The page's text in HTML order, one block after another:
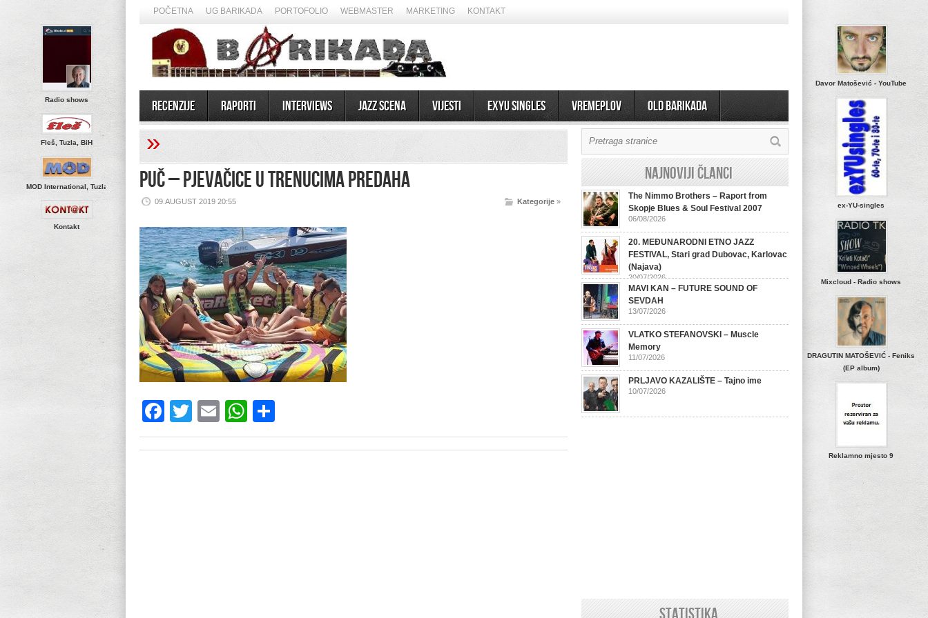
POČETNA UG BARIKADA PORTOFOLIO WEBMASTER MARKETING KONTAKT
Recenzije Raporti Interviews Jazz scena Vijesti EXYU Singles Vremeplov OLD BARIKADA
Radio shows
Fleš, Tuzla, BiH
MOD International, Tuzla
Kontakt
Davor Matošević - YouTube
ex-YU-singles
Mixcloud - Radio shows
DRAGUTIN MATOŠEVIĆ - Feniks
(EP album)
Reklamno mjesto 9
»
PUČ – Pjevačice u trenucima predaha
09.AUGUST 2019 20:55 Kategorije »
Facebook
TwitterEmailWhatsApp
Najnoviji članci
The Nimmo Brothers – Raport from
Skopje Blues & Soul Festival 2007
06/08/2026
20. MEĐUNARODNI ETNO JAZZ
FESTIVAL, Stari grad Dubovac, Karlovac
(Najava)
20/07/2026
MAVI KAN – FUTURE SOUND OF
SEVDAH
13/07/2026
VLATKO STEFANOVSKI – Muscle
Memory
11/07/2026
PRLJAVO KAZALIŠTE – Tajno ime
10/07/2026